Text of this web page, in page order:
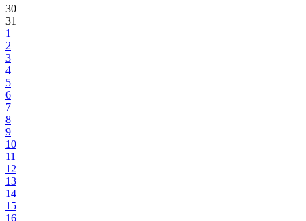
30
31
1
2
3
4
5
6
7
8
9
10
11
12
13
14
15
16